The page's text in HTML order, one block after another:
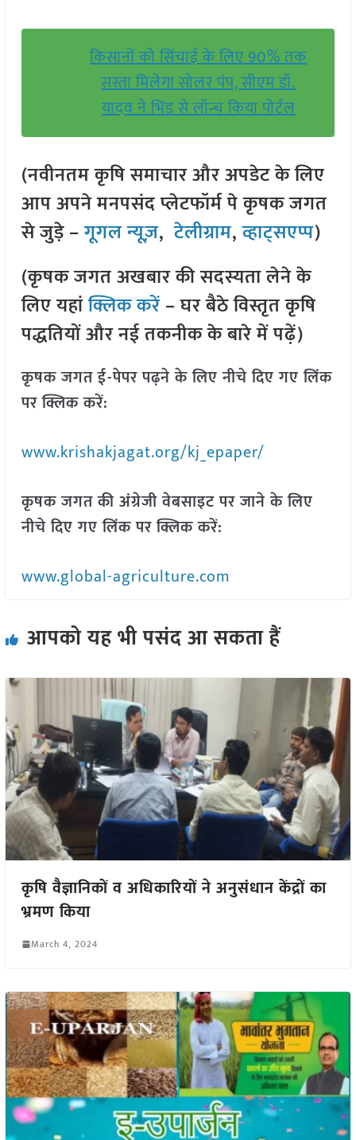
किसानों को सिंचाई के लिए 90% तक
सस्ता मिलेगा सोलर पंप, सीएम डॉ.
यादव ने भिंड से लॉन्च किया पोर्टल
(नवीनतम कृषि समाचार और अपडेट के लिए
आप अपने मनपसंद प्लेटफॉर्म पे कृषक जगत
से जुड़े –गूगल न्यूज़,टेलीग्राम,व्हाट्सएप्प)
(कृषक जगत अखबार की सदस्यता लेने के
लिए यहांक्लिक करें– घर बैठे विस्तृत कृषि
पद्धतियों और नई तकनीक के बारे में पढ़ें)
कृषक जगत ई-पेपर पढ़ने के लिए नीचे दिए गए लिंक
पर क्लिक करें:
www.krishakjagat.org/kj_epaper/
कृषक जगत की अंग्रेजी वेबसाइट पर जाने के लिए
नीचे दिए गए लिंक पर क्लिक करें:
www.global-agriculture.com
आपको यह भी पसंद आ सकता हैं
कृषि वैज्ञानिकों व अधिकारियों ने अनुसंधान केंद्रों का
भ्रमण किया
March 4, 2024